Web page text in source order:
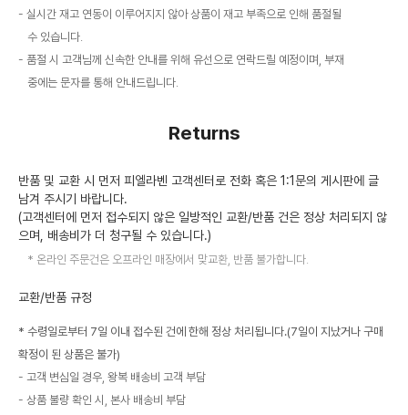
실시간 재고 연동이 이루어지지 않아 상품이 재고 부족으로 인해 품절될
수 있습니다.
품절 시 고객님께 신속한 안내를 위해 유선으로 연락드릴 예정이며, 부재
중에는 문자를 통해 안내드립니다.
Returns
반품 및 교환 시 먼저 피엘라벤 고객센터로 전화 혹은 1:1문의 게시판에 글
남겨 주시기 바랍니다.
(고객센터에 먼저 접수되지 않은 일방적인 교환/반품 건은 정상 처리되지 않
으며, 배송비가 더 청구될 수 있습니다.)
온라인 주문건은 오프라인 매장에서 맞교환, 반품 불가합니다.
교환/반품 규정
* 수령일로부터 7일 이내 접수된 건에 한해 정상 처리됩니다.(7일이 지났거나 구매
확정이 된 상품은 불가)
고객 변심일 경우, 왕복 배송비 고객 부담
상품 불량 확인 시, 본사 배송비 부담